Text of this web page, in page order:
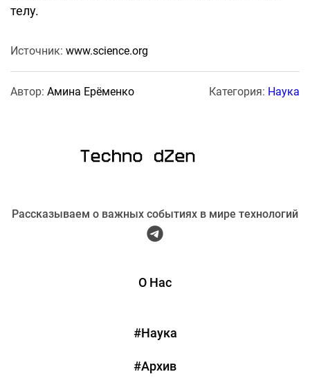
телу.
Источник: www.science.org
Автор: Амина Ерёменко Категория: Наука
Рассказываем о важных событиях в мире технологий
О Нас
#Наука
#Архив